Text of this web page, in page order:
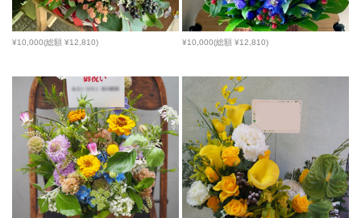
¥10,000(総額 ¥12,810) ¥10,000(総額 ¥12,810)